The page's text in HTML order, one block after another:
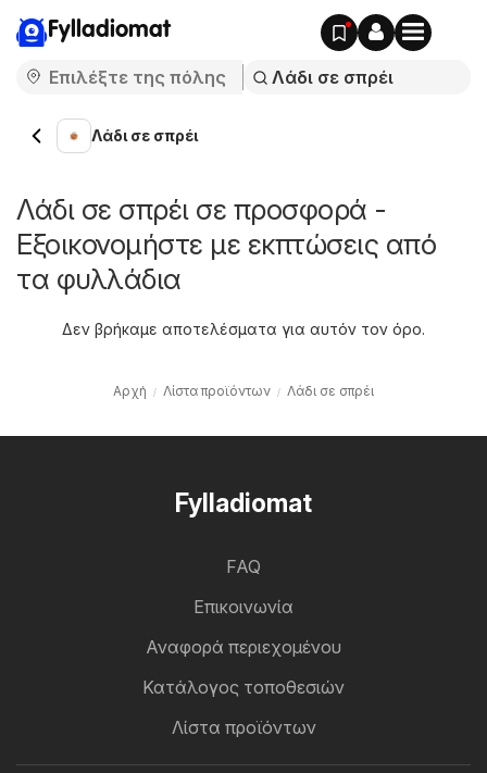
Fylladiomat
Λάδι σε σπρέι
Λάδι σε σπρέι σε προσφορά -
Εξοικονομήστε με εκπτώσεις από
τα φυλλάδια
Δεν βρήκαμε αποτελέσματα για αυτόν τον όρο.
Αρχή Λίστα προϊόντων Λάδι σε σπρέι
Fylladiomat
FAQ
Επικοινωνία
Αναφορά περιεχομένου
Κατάλογος τοποθεσιών
Λίστα προϊόντων